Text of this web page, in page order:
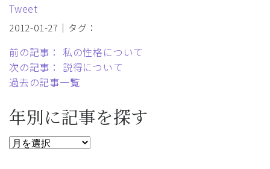
Tweet
2012-01-27｜タグ：
前の記事： 私の性格について
次の記事： 説得について
過去の記事一覧
年別に記事を探す